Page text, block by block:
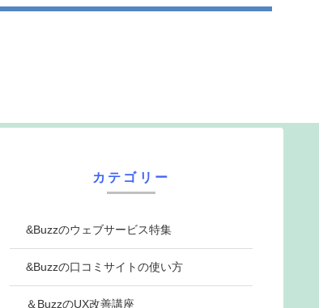
カテゴリー
&Buzzのウェブサービス特集
&Buzzの口コミサイトの使い方
＆BuzzのUX改善講座